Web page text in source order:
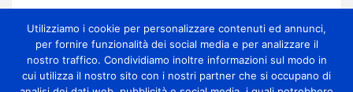
all’ennesima accelerazione senza dati certi
11 ore ago miometeo
Utilizziamo i cookie per personalizzare contenuti ed annunci,
per fornire funzionalità dei social media e per analizzare il
nostro traffico. Condividiamo inoltre informazioni sul modo in
cui utilizza il nostro sito con i nostri partner che si occupano di